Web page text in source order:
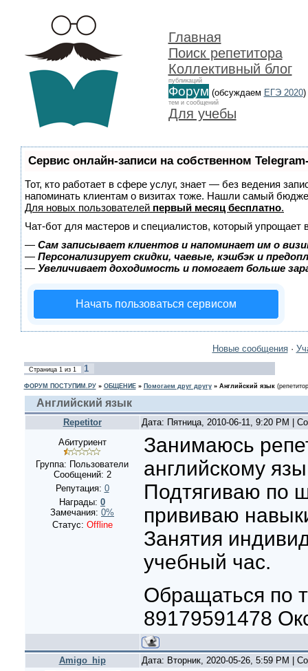
Главная
Поиск репетитора
Коллективный блог
публикаций
Форум (обсуждаем ЕГЭ 2020)
тем и сообщений
Для учебы
Сервис онлайн-записи на собственном
Тот, кто работает в сфере услуг, знает — без ведения
напоминать клиентам о визитах тоже. Нашли самый
Для новых пользователей первый месяц бесплатно.
Чат-бот для мастеров и специалистов, который упрощает
— Сам записывает клиентов и напоминает им о
— Персонализирует скидки, чаевые, кэшбэк и
— Увеличивает доходимость и помогает больше
Начать пользоваться сервисом
Новые сообщения·
Страница 1из 1 1
ФОРУМ ПОСТУПИМ.РУ» ОБЩЕНИЕ» Помогаем друг другу» Английский язык
Английский язык
Repetitor
Дата: Пятница, 2010-06-11, 9:20 PM |
Абитуриент
Группа: Пользователи
Сообщений: 2
Репутация: 0
Награды: 0
Замечания: 0%
Статус: Offline
Занимаюсь
английскому
Подтягиваю по
прививаю
Занятия
учебный час.
Обращаться по
89179591478
Amigo_hip Дата: Вторник, 2020-05-26, 5:59 PM |